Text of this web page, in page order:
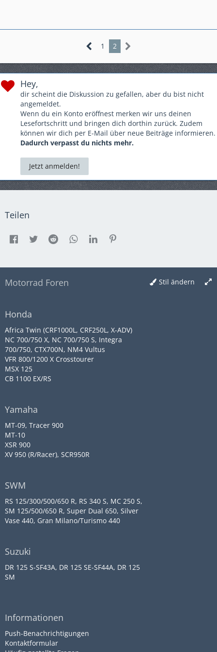
1 2
Hey,
dir scheint die Diskussion zu gefallen, aber du bist nicht
angemeldet.
Wenn du ein Konto eröffnest merken wir uns deinen
Lesefortschritt und bringen dich dorthin zurück. Zudem
können wir dich per E-Mail über neue Beiträge informieren.
Dadurch verpasst du nichts mehr.
Jetzt anmelden!
Teilen
Stil ändern
Motorrad Foren
Honda
Africa Twin (CRF1000L, CRF250L, X-ADV)
NC 700/750 X, NC 700/750 S, Integra
700/750, CTX700N, NM4 Vultus
VFR 800/1200 X Crosstourer
MSX 125
CB 1100 EX/RS
Yamaha
MT-09, Tracer 900
MT-10
XSR 900
XV 950 (R/Racer), SCR950R
SWM
RS 125/300/500/650 R, RS 340 S, MC 250 S,
SM 125/500/650 R, Super Dual 650, Silver
Vase 440, Gran Milano/Turismo 440
Suzuki
DR 125 S-SF43A, DR 125 SE-SF44A, DR 125
SM
Informationen
Push-Benachrichtigungen
Kontaktformular